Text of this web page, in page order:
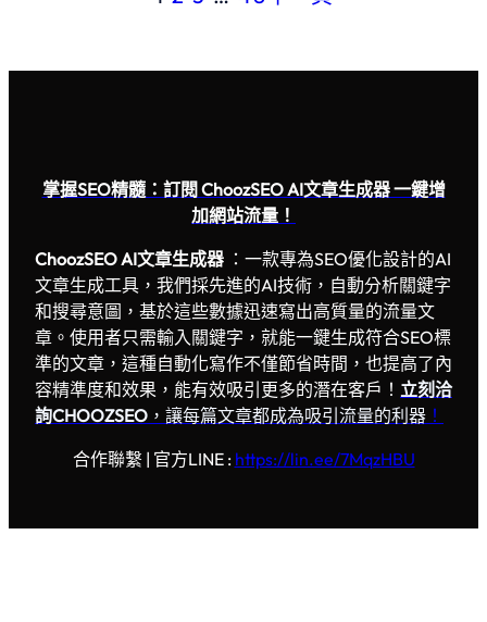
掌握SEO精髓：訂閱 ChoozSEO AI文章生成器 一鍵增
加網站流量！
ChoozSEO AI文章生成器 ：一款專為SEO優化設計的AI
文章生成工具，我們採先進的AI技術，自動分析關鍵字
和搜尋意圖，基於這些數據迅速寫出高質量的流量文
章。使用者只需輸入關鍵字，就能一鍵生成符合SEO標
準的文章，這種自動化寫作不僅節省時間，也提高了內
容精準度和效果，能有效吸引更多的潛在客戶！ 立刻洽
詢CHOOZSEO ，讓每篇文章都成為吸引流量的利器 ！
合作聯繫 | 官方LINE : https://lin.ee/7MqzHBU